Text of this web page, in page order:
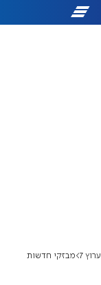
ערוץ 7 מבזקי חדשות